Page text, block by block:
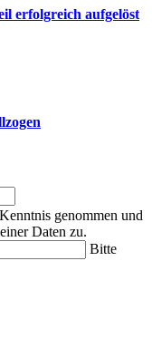
erfolgreich aufgelöst
genommen und
Daten zu.
Bitte